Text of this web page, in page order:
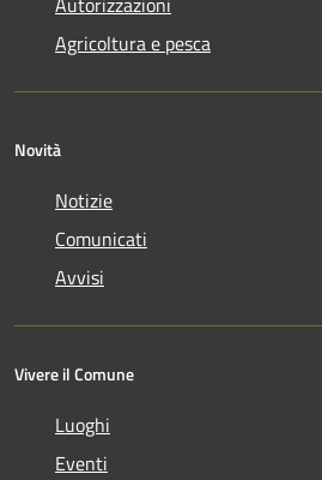
Agricoltura e pesca
Novità
Notizie
Comunicati
Avvisi
Vivere il Comune
Luoghi
Eventi